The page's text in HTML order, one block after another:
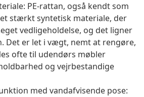
PE-rattan, også kendt som
stærkt syntetisk materiale, der
vedligeholdelse, og det ligner
Det er let i vægt, nemt at rengøre,
ofte til udendørs møbler
og vejrbestandige
med vandafvisende pose: